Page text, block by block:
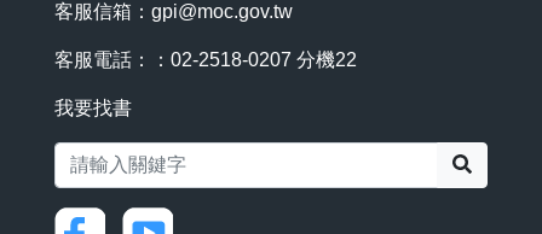
客服信箱： gpi@moc.gov.tw
客服電話：：02-2518-0207 分機22
我要找書